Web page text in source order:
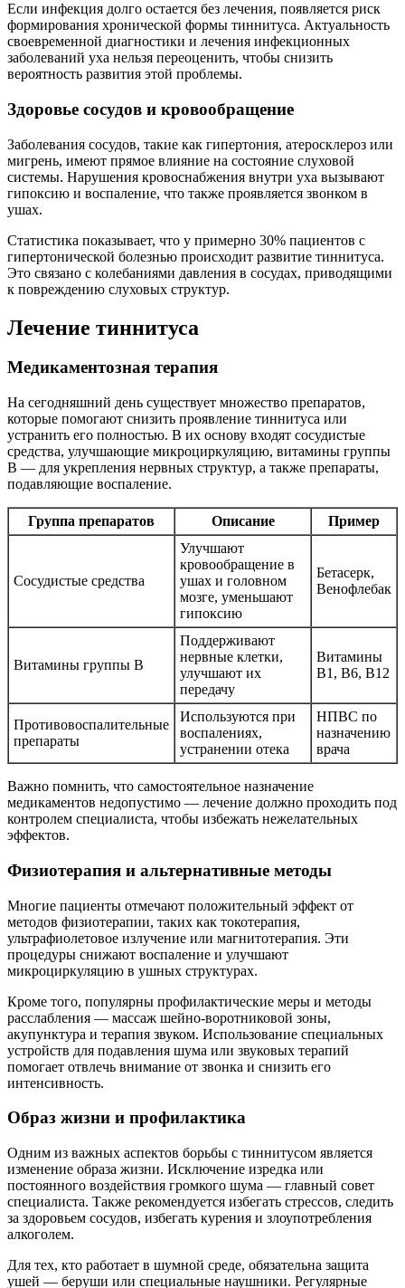
Если инфекция долго остается без лечения, появляется риск
формирования хронической формы тиннитуса. Актуальность
своевременной диагностики и лечения инфекционных
заболеваний уха нельзя переоценить, чтобы снизить
вероятность развития этой проблемы.
Здоровье сосудов и кровообращение
Заболевания сосудов, такие как гипертония, атеросклероз или
мигрень, имеют прямое влияние на состояние слуховой
системы. Нарушения кровоснабжения внутри уха вызывают
гипоксию и воспаление, что также проявляется звонком в
ушах.
Статистика показывает, что у примерно 30% пациентов с
гипертонической болезнью происходит развитие тиннитуса.
Это связано с колебаниями давления в сосудах, приводящими
к повреждению слуховых структур.
Лечение тиннитуса
Медикаментозная терапия
На сегодняшний день существует множество препаратов,
которые помогают снизить проявление тиннитуса или
устранить его полностью. В их основу входят сосудистые
средства, улучшающие микроциркуляцию, витамины группы
В — для укрепления нервных структур, а также препараты,
подавляющие воспаление.
Группа препаратов Описание Пример
Сосудистые средства
Улучшают
кровообращение в
ушах и головном
мозге, уменьшают
гипоксию
Бетасерк,
Венофлебак
Витамины группы В
Поддерживают
нервные клетки,
улучшают их
передачу
Витамины
В1, В6, В12
Противовоспалительные
препараты
Используются при
воспалениях,
устранении отека
НПВС по
назначению
врача
Важно помнить, что самостоятельное назначение
медикаментов недопустимо — лечение должно проходить под
контролем специалиста, чтобы избежать нежелательных
эффектов.
Физиотерапия и альтернативные методы
Многие пациенты отмечают положительный эффект от
методов физиотерапии, таких как токотерапия,
ультрафиолетовое излучение или магнитотерапия. Эти
процедуры снижают воспаление и улучшают
микроциркуляцию в ушных структурах.
Кроме того, популярны профилактические меры и методы
расслабления — массаж шейно-воротниковой зоны,
акупунктура и терапия звуком. Использование специальных
устройств для подавления шума или звуковых терапий
помогает отвлечь внимание от звонка и снизить его
интенсивность.
Образ жизни и профилактика
Одним из важных аспектов борьбы с тиннитусом является
изменение образа жизни. Исключение изредка или
постоянного воздействия громкого шума — главный совет
специалиста. Также рекомендуется избегать стрессов, следить
за здоровьем сосудов, избегать курения и злоупотребления
алкоголем.
Для тех, кто работает в шумной среде, обязательна защита
ушей — беруши или специальные наушники. Регулярные